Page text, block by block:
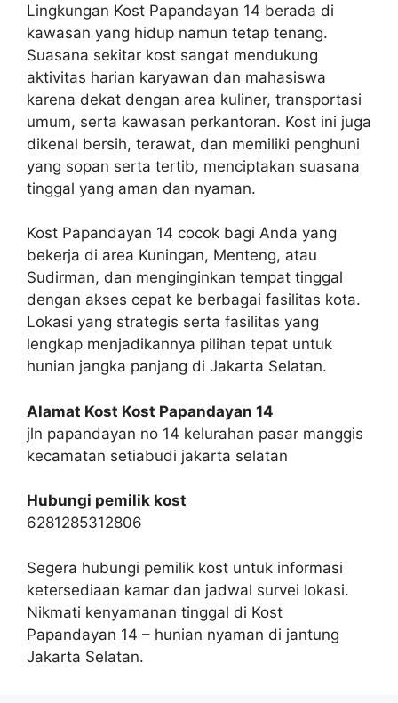
Lingkungan Kost Papandayan 14 berada di
kawasan yang hidup namun tetap tenang.
Suasana sekitar kost sangat mendukung
aktivitas harian karyawan dan mahasiswa
karena dekat dengan area kuliner, transportasi
umum, serta kawasan perkantoran. Kost ini juga
dikenal bersih, terawat, dan memiliki penghuni
yang sopan serta tertib, menciptakan suasana
tinggal yang aman dan nyaman.
Kost Papandayan 14 cocok bagi Anda yang
bekerja di area Kuningan, Menteng, atau
Sudirman, dan menginginkan tempat tinggal
dengan akses cepat ke berbagai fasilitas kota.
Lokasi yang strategis serta fasilitas yang
lengkap menjadikannya pilihan tepat untuk
hunian jangka panjang di Jakarta Selatan.
Alamat Kost Kost Papandayan 14
jln papandayan no 14 kelurahan pasar manggis
kecamatan setiabudi jakarta selatan
Hubungi pemilik kost
6281285312806
Segera hubungi pemilik kost untuk informasi
ketersediaan kamar dan jadwal survei lokasi.
Nikmati kenyamanan tinggal di Kost
Papandayan 14 – hunian nyaman di jantung
Jakarta Selatan.